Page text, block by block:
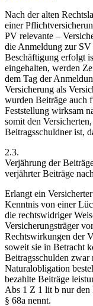
Nach der alten
einer
PV relevante –
die Anmeldung zur SV
Beschäftigung erfolgt
eingehalten, werden
dem Tag der
Versicherung als
wurden Beiträge auch
Feststellung wirksam
somit den
Beitragsschuldner ist,
2.3.
Verjährung der
verjährter Beiträge nach
Erlangt ein
Kenntnis von einer
die rechtswidriger
Versicherungsträger
Rechtswirkungen der
soweit sie in Betracht
Beitragsschulden zwar
Naturalobligation
bezahlte Beiträge
Abs 1 Z 1 lit b nur den
§ 68a nennt.